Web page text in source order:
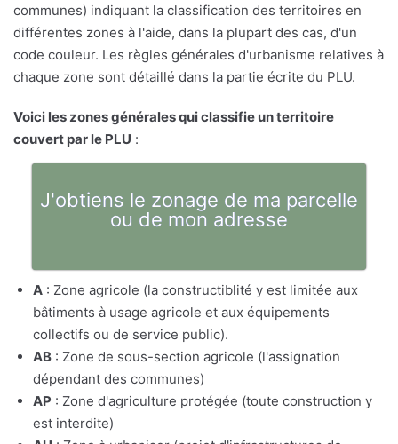
communes) indiquant la classification des territoires en
différentes zones à l'aide, dans la plupart des cas, d'un
code couleur. Les règles générales d'urbanisme relatives à
chaque zone sont détaillé dans la partie écrite du PLU.
Voici les zones générales qui classifie un territoire
couvert par le PLU :
J'obtiens le zonage de ma parcelle
ou de mon adresse
A : Zone agricole (la constructiblité y est limitée aux
bâtiments à usage agricole et aux équipements
collectifs ou de service public).
AB : Zone de sous-section agricole (l'assignation
dépendant des communes)
AP : Zone d'agriculture protégée (toute construction y
est interdite)